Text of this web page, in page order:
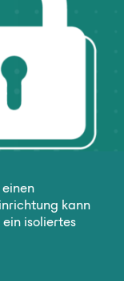
kann
isoliertes